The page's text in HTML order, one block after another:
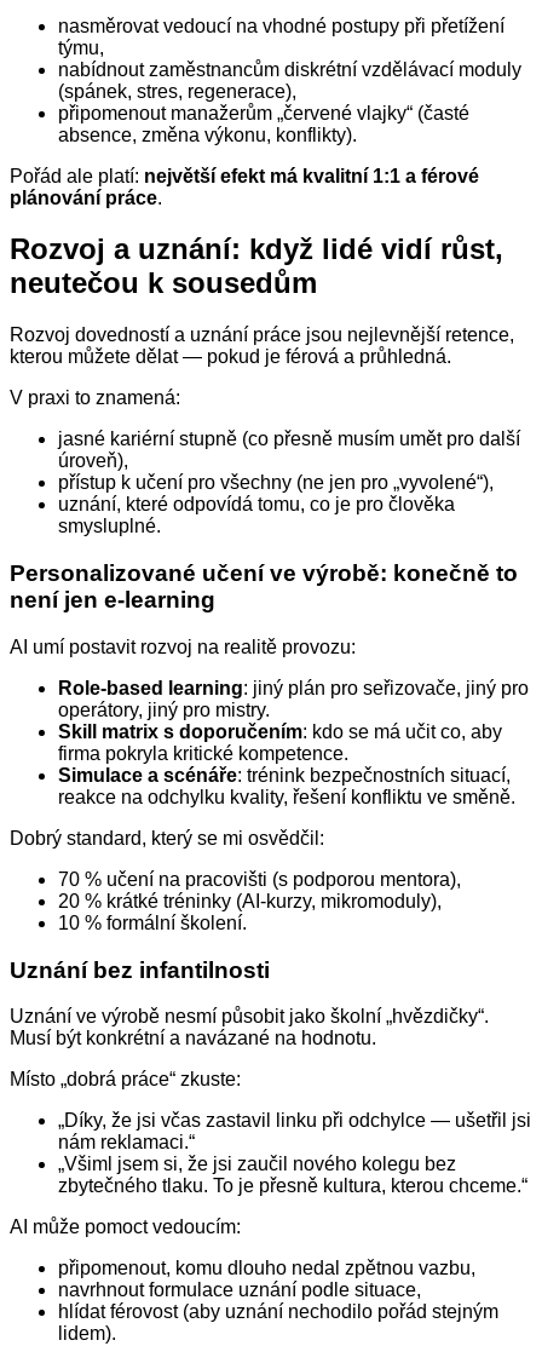
nasměrovat vedoucí na vhodné postupy při přetížení
týmu,
nabídnout zaměstnancům diskrétní vzdělávací moduly
(spánek, stres, regenerace),
připomenout manažerům „červené vlajky“ (časté
absence, změna výkonu, konflikty).
Pořád ale platí: největší efekt má kvalitní 1:1 a férové
plánování práce.
Rozvoj a uznání: když lidé vidí růst,
neutečou k sousedům
Rozvoj dovedností a uznání práce jsou nejlevnější retence,
kterou můžete dělat — pokud je férová a průhledná.
V praxi to znamená:
jasné kariérní stupně (co přesně musím umět pro další
úroveň),
přístup k učení pro všechny (ne jen pro „vyvolené“),
uznání, které odpovídá tomu, co je pro člověka
smysluplné.
Personalizované učení ve výrobě: konečně to
není jen e‑learning
AI umí postavit rozvoj na realitě provozu:
Role‑based learning: jiný plán pro seřizovače, jiný pro
operátory, jiný pro mistry.
Skill matrix s doporučením: kdo se má učit co, aby
firma pokryla kritické kompetence.
Simulace a scénáře: trénink bezpečnostních situací,
reakce na odchylku kvality, řešení konfliktu ve směně.
Dobrý standard, který se mi osvědčil:
70 % učení na pracovišti (s podporou mentora),
20 % krátké tréninky (AI‑kurzy, mikromoduly),
10 % formální školení.
Uznání bez infantilnosti
Uznání ve výrobě nesmí působit jako školní „hvězdičky“.
Musí být konkrétní a navázané na hodnotu.
Místo „dobrá práce“ zkuste:
„Díky, že jsi včas zastavil linku při odchylce — ušetřil jsi
nám reklamaci.“
„Všiml jsem si, že jsi zaučil nového kolegu bez
zbytečného tlaku. To je přesně kultura, kterou chceme.“
AI může pomoct vedoucím:
připomenout, komu dlouho nedal zpětnou vazbu,
navrhnout formulace uznání podle situace,
hlídat férovost (aby uznání nechodilo pořád stejným
lidem).